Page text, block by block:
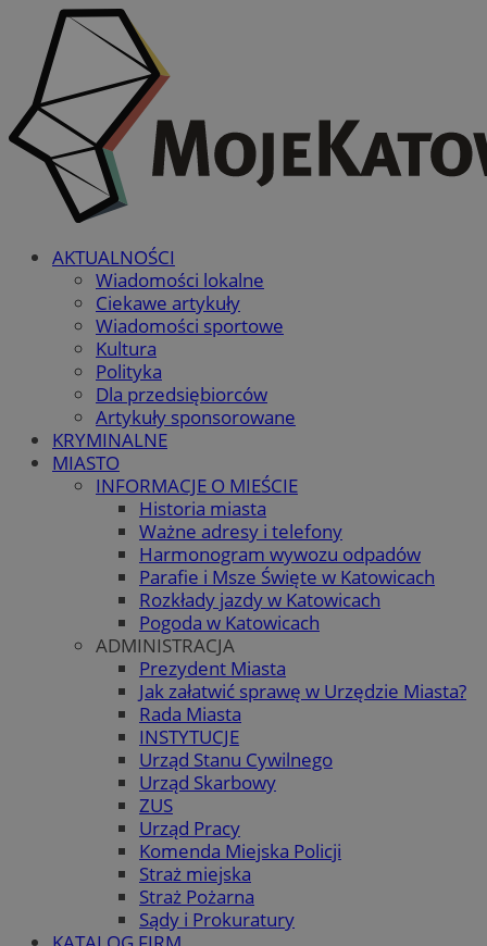
AKTUALNOŚCI
Wiadomości lokalne
Ciekawe artykuły
Wiadomości sportowe
Kultura
Polityka
Dla przedsiębiorców
Artykuły sponsorowane
KRYMINALNE
MIASTO
INFORMACJE O MIEŚCIE
Historia miasta
Ważne adresy i telefony
Harmonogram wywozu odpadów
Parafie i Msze Święte w Katowicach
Rozkłady jazdy w Katowicach
Pogoda w Katowicach
ADMINISTRACJA
Prezydent Miasta
Jak załatwić sprawę w Urzędzie Miasta?
Rada Miasta
INSTYTUCJE
Urząd Stanu Cywilnego
Urząd Skarbowy
ZUS
Urząd Pracy
Komenda Miejska Policji
Straż miejska
Straż Pożarna
Sądy i Prokuratury